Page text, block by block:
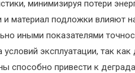
минимизируя потери
материал подложки влияют
иными показателями
эксплуатации, так
способно привести к